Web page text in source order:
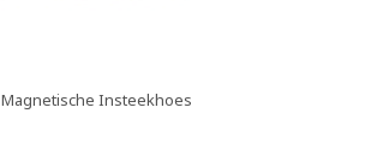
Magnetische Insteekhoes